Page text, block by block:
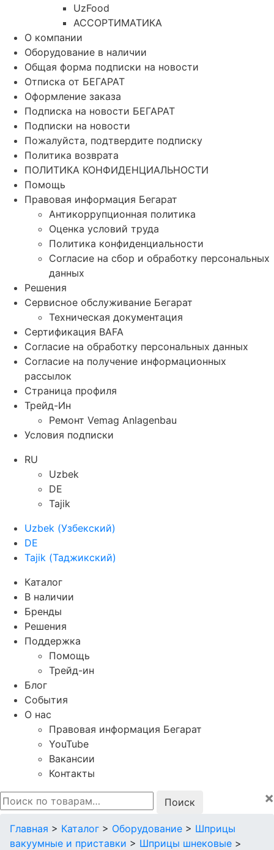
UzFood
АССОРТИМАТИКА
О компании
Оборудование в наличии
Общая форма подписки на новости
Отписка от БЕГАРАТ
Оформление заказа
Подписка на новости БЕГАРАТ
Подписки на новости
Пожалуйста, подтвердите подписку
Политика возврата
ПОЛИТИКА КОНФИДЕНЦИАЛЬНОСТИ
Помощь
Правовая информация Бегарат
Антикоррупционная политика
Оценка условий труда
Политика конфиденциальности
Согласие на сбор и обработку персональных
данных
Решения
Сервисное обслуживание Бегарат
Техническая документация
Сертификация BAFA
Согласие на обработку персональных данных
Согласие на получение информационных
рассылок
Страница профиля
Трейд-Ин
Ремонт Vemag Anlagenbau
Условия подписки
RU
Uzbek
DE
Tajik
Uzbek (Узбекский)
DE
Tajik (Таджикский)
Каталог
В наличии
Бренды
Решения
Поддержка
Помощь
Трейд-ин
Блог
События
О нас
Правовая информация Бегарат
YouTube
Вакансии
Контакты
Искать:
×
Главная > Каталог > Оборудование > Шприцы
вакуумные и приставки > Шприцы шнековые >